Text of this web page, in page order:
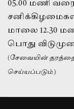
05.00 மணி
மாலை 12.30
பொது
(சேவையின் தரத்தை
செய்யப்படும்)